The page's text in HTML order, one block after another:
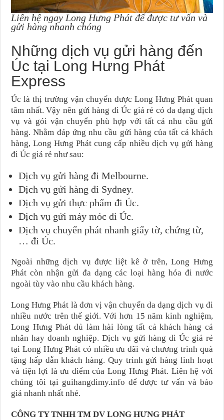
Liên hệ ngay Long Hưng Phát để được tư vấn và
gửi hàng nhanh chóng
Những dịch vụ gửi hàng đến
Úc tại Long Hưng Phát
Express
Úc là thị trường vận chuyển được Long Hưng Phát quan
tâm nhất. Vậy nên gửi hàng đi Úc giá rẻ có đa dạng dịch
vụ và gói vận chuyển phù hợp với tất cả nhu cầu gửi
hàng. Nhằm đáp ứng nhu cầu gửi hàng của tất cả khách
hàng, Long Hưng Phát cung cấp nhiều dịch vụ gửi hàng
đi Úc giá rẻ như sau:
Dịch vụ gửi hàng đi Melbourne.
Dịch vụ gửi hàng đi Sydney.
Dịch vụ gửi thực phẩm đi Úc.
Dịch vụ gửi máy móc đi Úc.
Dịch vụ chuyển phát nhanh giấy tờ, chứng từ,
… đi Úc.
Ngoài những dịch vụ được liệt kê ở trên, Long Hưng
Phát còn nhận gửi đa dạng các loại hàng hóa đi nước
ngoài tùy vào nhu cầu khách hàng.
Long Hưng Phát là đơn vị vận chuyển da dạng dịch vụ đi
nhiều nước trên thế giới. Với hơn 15 năm kinh nghiệm,
Long Hưng Phát đủ làm hài lòng tất cả khách hàng cá
nhân hay doanh nghiệp. Dịch vụ gửi hàng đi Úc giá rẻ
tại Long Hưng Phát có nhiều ưu đãi và chương trình quà
tặng hấp dẫn khách hàng. Quy trình gửi hàng linh hoạt
và tiện lợi là ưu điểm của Long Hưng Phát. Liên hệ với
chúng tôi tại guihangdimy.info để được tư vấn và báo
giá nhanh nhất nhé.
CÔNG TY TNHH TM DV LONG HƯNG PHÁT